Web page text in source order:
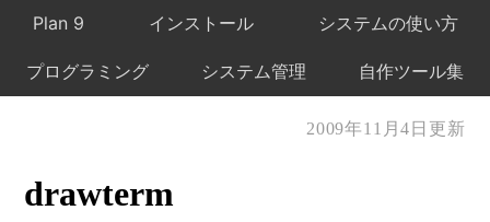
Plan 9 インストール システムの使い方
プログラミング システム管理 自作ツール集
2009年11月4日更新
drawterm